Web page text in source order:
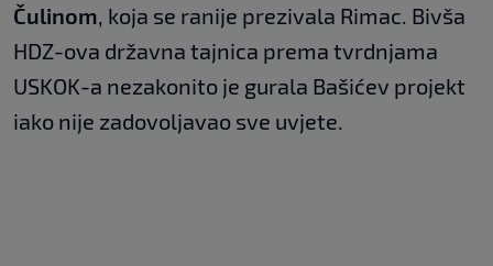
Čulinom, koja se ranije prezivala Rimac. Bivša
HDZ-ova državna tajnica prema tvrdnjama
USKOK-a nezakonito je gurala Bašićev projekt
iako nije zadovoljavao sve uvjete.